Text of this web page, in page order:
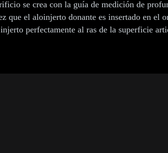
se crea con la guía de medición de
el aloinjerto donante es insertado en
perfectamente al ras de la superficie